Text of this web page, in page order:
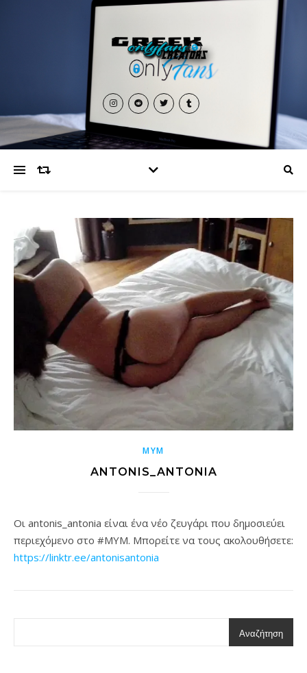
MYM
ANTONIS_ANTONIA
Οι antonis_antonia είναι ένα νέο ζευγάρι που δημοσιεύει
περιεχόμενο στο #MYM. Μπορείτε να τους ακολουθήσετε:
https://linktr.ee/antonisantonia
Αναζήτηση